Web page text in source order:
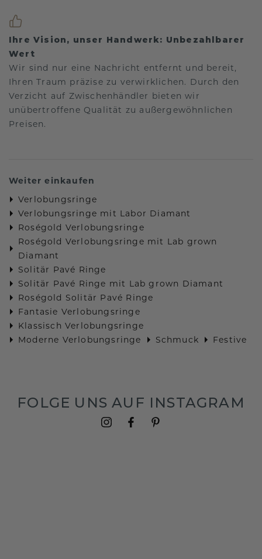
Ihre Vision, unser Handwerk: Unbezahlbarer
Wert
Wir sind nur eine Nachricht entfernt und bereit,
Ihren Traum präzise zu verwirklichen. Durch den
Verzicht auf Zwischenhändler bieten wir
unübertroffene Qualität zu außergewöhnlichen
Preisen.
Weiter einkaufen
Verlobungsringe
Verlobungsringe mit Labor Diamant
Roségold Verlobungsringe
Roségold Verlobungsringe mit Lab grown
Diamant
Solitär Pavé Ringe
Solitär Pavé Ringe mit Lab grown Diamant
Roségold Solitär Pavé Ringe
Fantasie Verlobungsringe
Klassisch Verlobungsringe
Moderne Verlobungsringe
Schmuck Festive
FOLGE UNS AUF INSTAGRAM